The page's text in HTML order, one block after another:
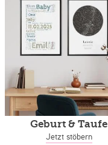
Geburt & Taufe
Jetzt stöbern